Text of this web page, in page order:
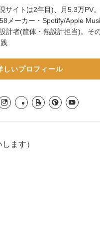
イトは2年目)、月5.3万PV
メーカー・Spotify/Apple
計者(筐体・熱設計担当)。そ
しいプロフィール
ます）